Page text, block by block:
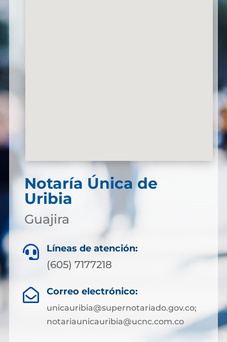
Notaría Única de
Uribia
Guajira
 Líneas de atención:
(605) 7177218
 Correo electrónico:
unicauribia@supernotariado.gov.co;
notariaunicauribia@ucnc.com.co